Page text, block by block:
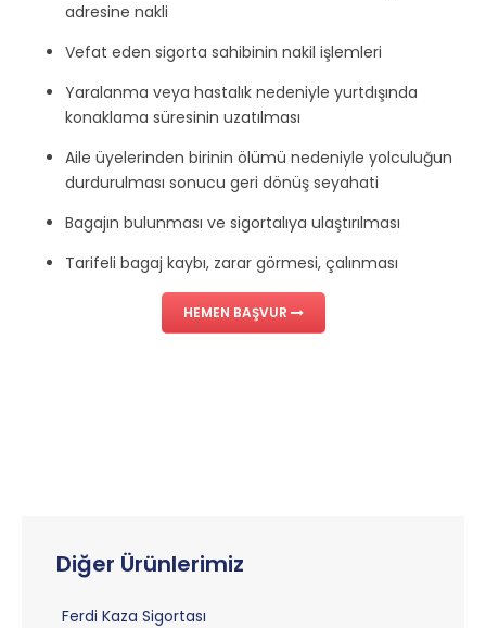
adresine nakli
Vefat eden sigorta sahibinin nakil işlemleri
Yaralanma veya hastalık nedeniyle yurtdışında
konaklama süresinin uzatılması
Aile üyelerinden birinin ölümü nedeniyle yolculuğun
durdurulması sonucu geri dönüş seyahati
Bagajın bulunması ve sigortalıya ulaştırılması
Tarifeli bagaj kaybı, zarar görmesi, çalınması
HEMEN BAŞVUR
Diğer Ürünlerimiz
Ferdi Kaza Sigortası